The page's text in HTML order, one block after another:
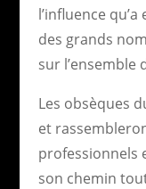
l’influence
des grands
sur l’ensemble
Les obsèques
et
professionnels
son chemin